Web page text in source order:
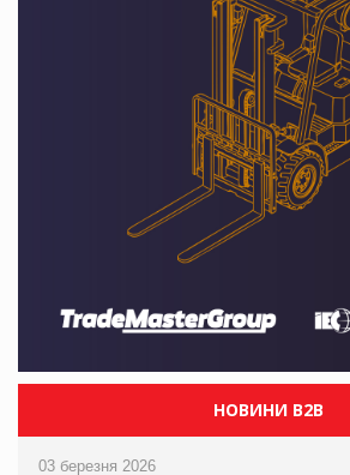
НОВИНИ B2B
03 березня 2026